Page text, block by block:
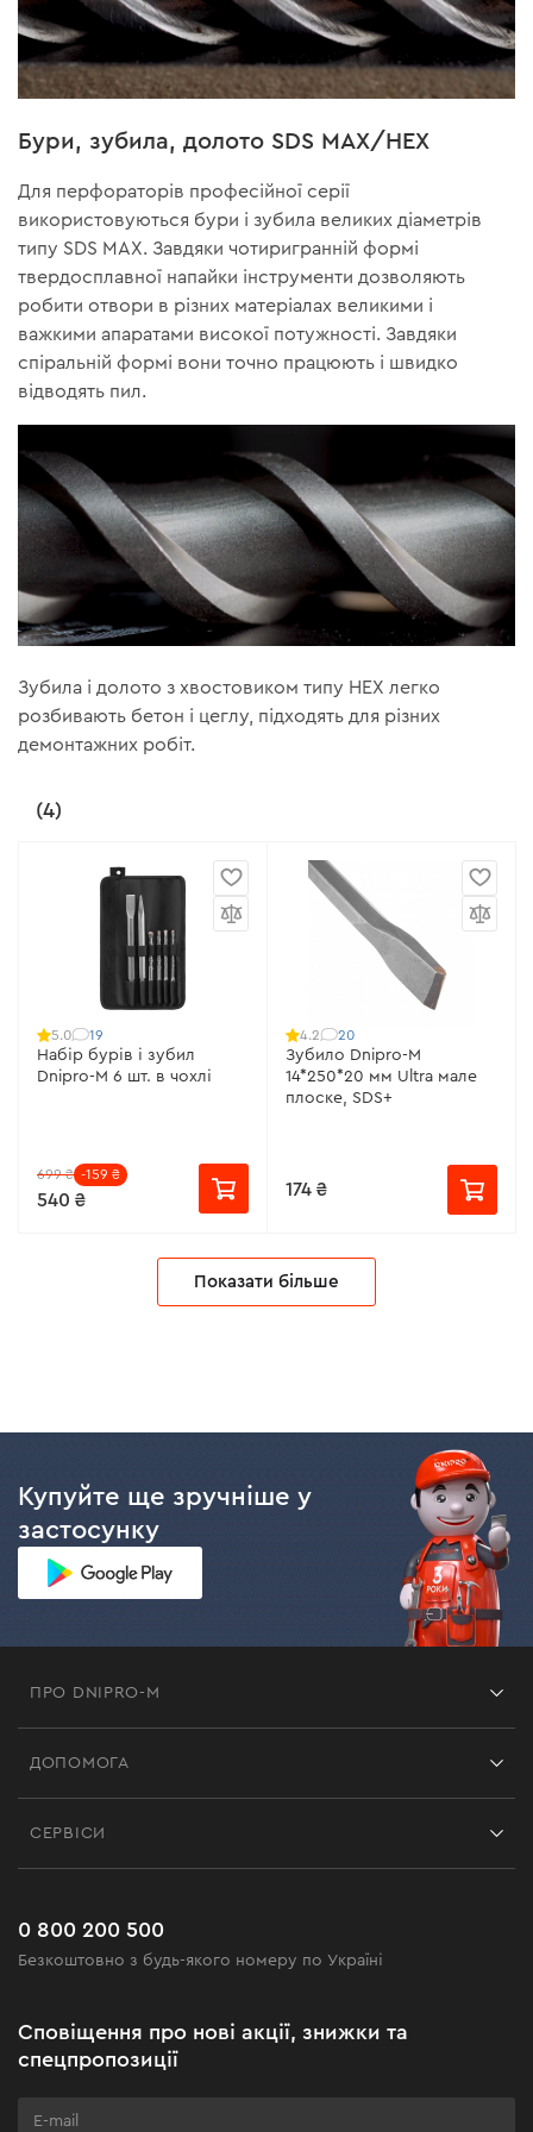
Бури, зубила, долото SDS MAX/HEX
Для перфораторів професійної серії
використовуються бури і зубила великих діаметрів
типу SDS MAX. Завдяки чотиригранній формі
твердосплавної напайки інструменти дозволяють
робити отвори в різних матеріалах великими і
важкими апаратами високої потужності. Завдяки
спіральній формі вони точно працюють і швидко
відводять пил.
Зубила і долото з хвостовиком типу HEX легко
розбивають бетон і цеглу, підходять для різних
демонтажних робіт.
(4)
5.0 19
Набір бурів і зубил
Dnipro-M 6 шт. в чохлі
699 ₴ -159 ₴
540 ₴
4.2 20
Зубило Dnipro-M
14*250*20 мм Ultra мале
плоске, SDS+
174 ₴
Показати більше
Купуйте ще зручніше у
застосунку
ПРО DNIPRO-M
Відгуки
Чорна п'ятниця
ДОПОМОГА
Поширені запитання
СЕРВІСИ
0 800 200 500
Безкоштовно з будь-якого номеру по Україні
Сповіщення про нові акції, знижки та
спецпропозиції